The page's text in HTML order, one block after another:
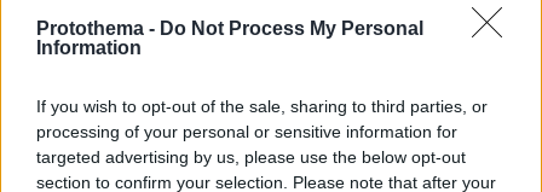
Protothema - Do Not Process My Personal
Information
If you wish to opt-out of the sale, sharing to third parties, or
processing of your personal or sensitive information for
targeted advertising by us, please use the below opt-out
section to confirm your selection. Please note that after your